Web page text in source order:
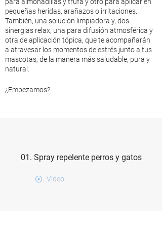
pequeñas heridas, arañazos o irritaciones.
También, una solución limpiadora y, dos
sinergias relax, una para difusión atmosférica y
otra de aplicación tópica, que te acompañarán
a atravesar los momentos de estrés junto a tus
mascotas, de la manera más saludable, pura y
natural.
¿Empezamos?
01. Spray repelente perros y gatos
Vídeo